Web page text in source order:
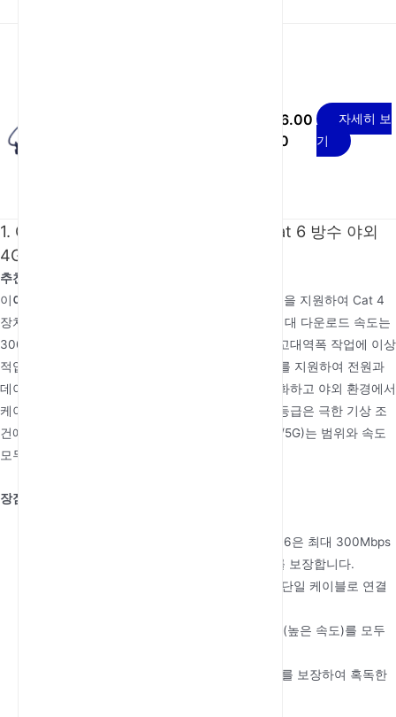
USD 26.00
- 36.00
자세히 보
기
1. Carrier Aggregation POE 24V/1A Cat 6 방수 야외
4G 라우터
추천 이유: Cat 6 기술로 구현하는 탁월한 속도
이야외 4G 라우터
Cat 6 기술과 Carrier Aggregation을 지원하여 Cat 4
장치보다 빠른 데이터 속도를 제공합니다. 이론상 최대 다운로드 속도는
300Mbps로, 스트리밍이나 여러 기기 관리와 같은 고대역폭 작업에 이상
적입니다. 또한 POE(Power over Ethernet) 24V/1A를 지원하여 전원과
데이터를 단일 케이블로 결합함으로써 설치를 간소화하고 야외 환경에서
케이블 정리를 줄여줍니다. 이 라우터의 IP67 방수 등급은 극한 기상 조
건에서도 내구성을 보장하며, 듀얼 밴드 Wi-Fi(2.4G/5G)는 범위와 속도
모두에서 유연성을 제공합니다.
장점:
Carrier Aggregation이 적용된 Cat 6은 최대 300Mbps
의 다운로드와 최대 50Mbps의 업로드 속도를 보장합니다.
POE 24V/1A는 전원과 데이터를 단일 케이블로 연결
2.4GHz(넓은 범위)와 5GHz(높은 속도)를 모두
IP67 등급은 먼지와 물로부터 보호를 보장하여 혹독한